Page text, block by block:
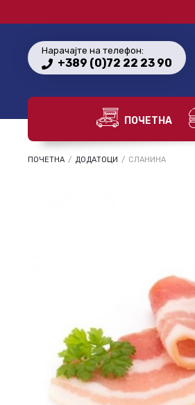
Нарачајте на телефон:
+389 (0)72 22 23 90
ПОЧЕТНА
ПОЧЕТНА / ДОДАТОЦИ / СЛАНИНА